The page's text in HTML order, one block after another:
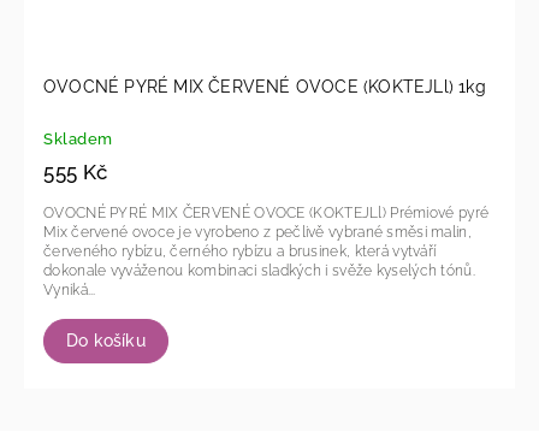
OVOCNÉ PYRÉ MIX ČERVENÉ OVOCE (KOKTEJLl) 1kg
Skladem
555 Kč
Do košíku
OVOCNÉ PYRÉ MIX ČERVENÉ OVOCE (KOKTEJLl) Prémiové pyré
Mix červené ovoce je vyrobeno z pečlivě vybrané směsi malin,
červeného rybízu, černého rybízu a brusinek, která vytváří
dokonale vyváženou kombinaci sladkých i svěže kyselých tónů.
Vyniká...